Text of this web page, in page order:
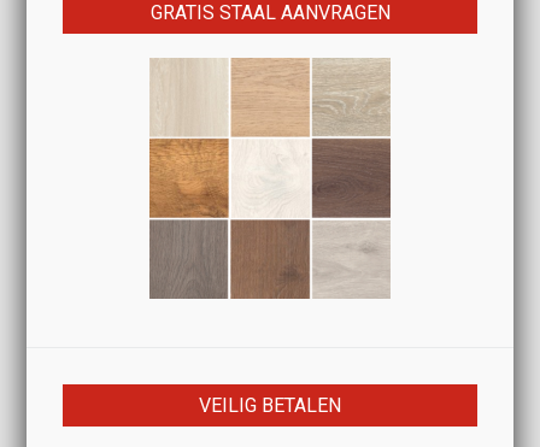
GRATIS STAAL AANVRAGEN
VEILIG BETALEN